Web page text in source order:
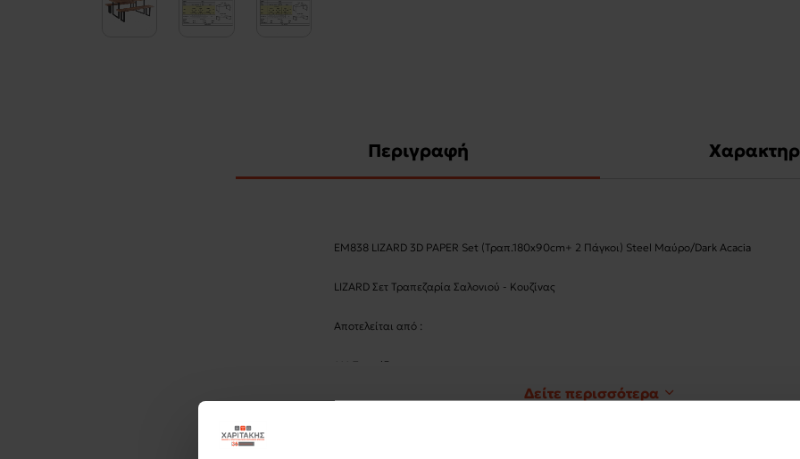
Περιγραφή
ΕΜ838 LIZARD 3D PAPER Set (Τραπ.180x90cm+ 2 Πάγκοι) Steel Μαύρο/Dark Acacia
LIZARD Σετ Τραπεζαρία Σαλονιού - Κουζίνας
Αποτελείται από :
*** Τραπέζι
Δείτε περισσότερα